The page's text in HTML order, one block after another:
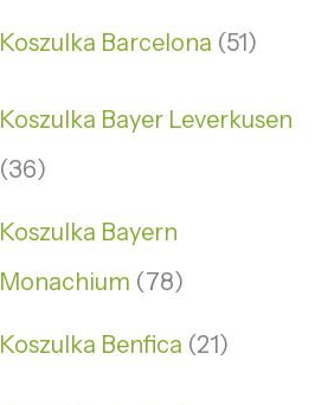
Koszulka Barcelona 51
Koszulka Bayer Leverkusen
36
Koszulka Bayern
Monachium
78
Koszulka Benfica 21